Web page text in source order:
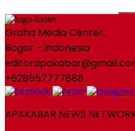
Graha Media Center,
Bogor - Indonesia
+628557777888
APAKABAR NEWS